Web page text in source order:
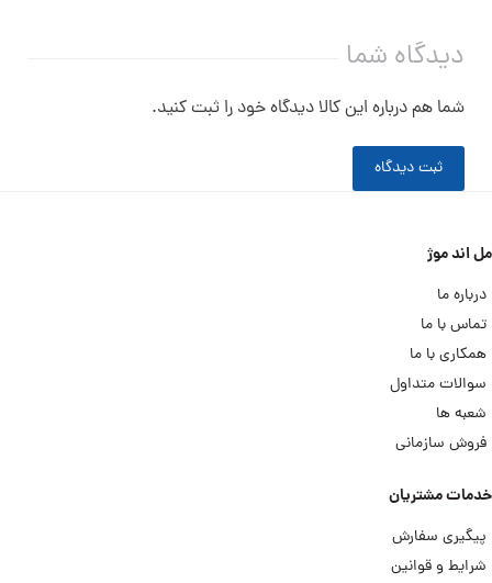
دیدگاه شما
شما هم درباره این کالا دیدگاه خود را ثبت کنید.
ثبت دیدگاه
مل اند موژ
درباره ما
تماس با ما
همکاری با ما
سوالات متداول
شعبه ها
فروش سازمانی
خدمات مشتریان
پیگیری سفارش
شرایط و قوانین